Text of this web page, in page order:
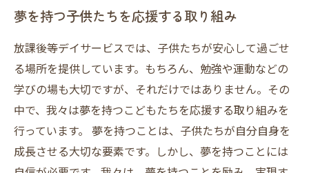
夢を持つ子供たちを応援する取り組み
放課後等デイサービスでは、子供たちが安心して過ごせ
る場所を提供しています。もちろん、勉強や運動などの
学びの場も大切ですが、それだけではありません。その
中で、我々は夢を持つこどもたちを応援する取り組みを
行っています。 夢を持つことは、子供たちが自分自身を
成長させる大切な要素です。しかし、夢を持つことには